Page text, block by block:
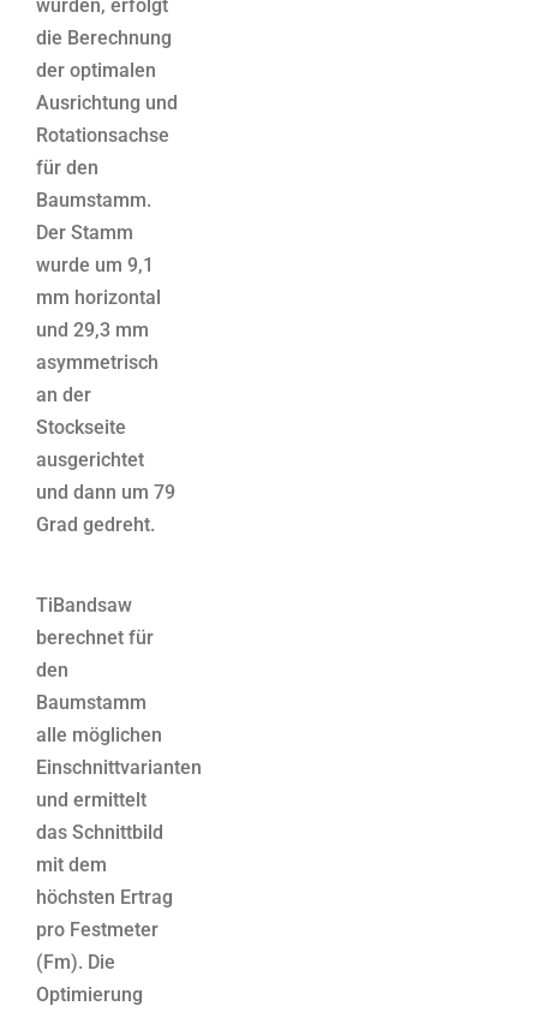
wurden, erfolgt
die Berechnung
der optimalen
Ausrichtung und
Rotationsachse
für den
Baumstamm.
Der Stamm
wurde um 9,1
mm horizontal
und 29,3 mm
asymmetrisch
an der
Stockseite
ausgerichtet
und dann um 79
Grad gedreht.
TiBandsaw
berechnet für
den
Baumstamm
alle möglichen
Einschnittvarianten
und ermittelt
das Schnittbild
mit dem
höchsten Ertrag
pro Festmeter
(Fm). Die
Optimierung